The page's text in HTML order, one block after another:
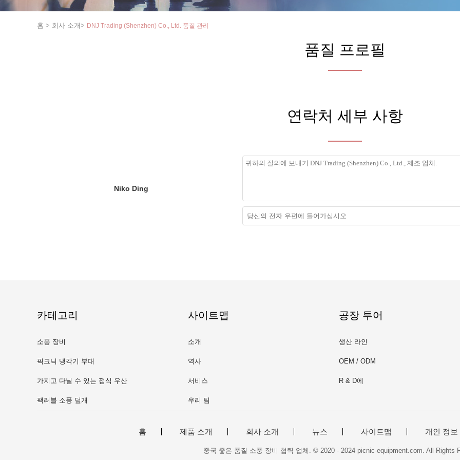
홈 > 회사 소개> DNJ Trading (Shenzhen) Co., Ltd. 품질 관리
품질 프로필
연락처 세부 사항
Niko Ding
카테고리
소풍 장비
픽크닉 냉각기 부대
가지고 다닐 수 있는 접식 우산
팩러블 소풍 덮개
사이트맵
소개
역사
서비스
우리 팀
공장 투어
생산 라인
OEM / ODM
R & D에
홈 제품 소개 회사 소개 뉴스 사이트맵 개인 정보
중국 좋은 품질 소풍 장비 협력 업체. © 2020 - 2024 picnic-equipment.com. All Rights